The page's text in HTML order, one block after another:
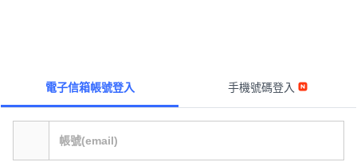
電子信箱帳號登入 手機號碼登入